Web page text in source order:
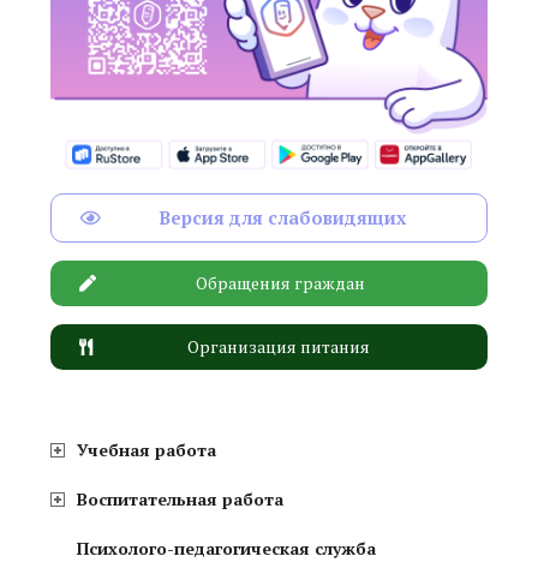
Версия для слабовидящих
Обращения граждан
Организация питания
Учебная работа
Воспитательная работа
Психолого-педагогическая служба